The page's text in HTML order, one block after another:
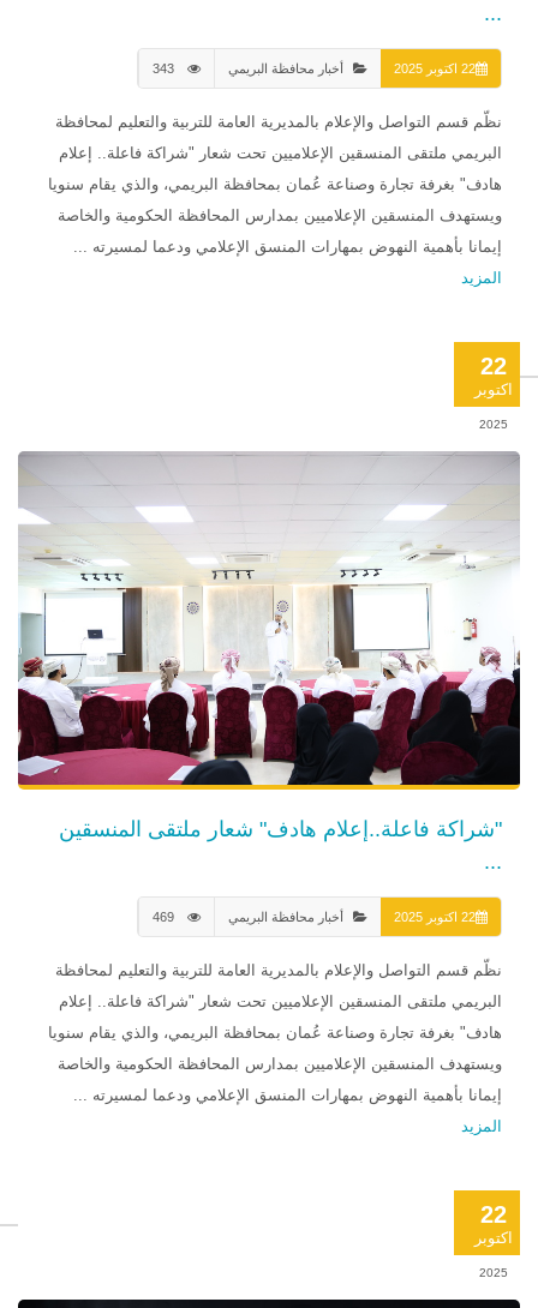
...
22 اكتوبر 2025 أخبار محافظة البريمي
نظّم قسم التواصل والإعلام بالمديرية العامة للتربية والتعليم لمحافظة
البريمي ملتقى المنسقين الإعلاميين تحت شعار "شراكة فاعلة.. إعلام
هادف" بغرفة تجارة وصناعة عُمان بمحافظة البريمي، والذي يقام سنويا
ويستهدف المنسقين الإعلاميين بمدارس المحافظة الحكومية والخاصة
إيمانا بأهمية النهوض بمهارات المنسق الإعلامي ودعما لمسيرته ...
المزيد
22
اكتوبر
2025
"شراكة فاعلة..إعلام هادف" شعار ملتقى المنسقين
...
22 اكتوبر 2025 أخبار محافظة البريمي
نظّم قسم التواصل والإعلام بالمديرية العامة للتربية والتعليم لمحافظة
البريمي ملتقى المنسقين الإعلاميين تحت شعار "شراكة فاعلة.. إعلام
هادف" بغرفة تجارة وصناعة عُمان بمحافظة البريمي، والذي يقام سنويا
ويستهدف المنسقين الإعلاميين بمدارس المحافظة الحكومية والخاصة
إيمانا بأهمية النهوض بمهارات المنسق الإعلامي ودعما لمسيرته ...
المزيد
22
اكتوبر
2025